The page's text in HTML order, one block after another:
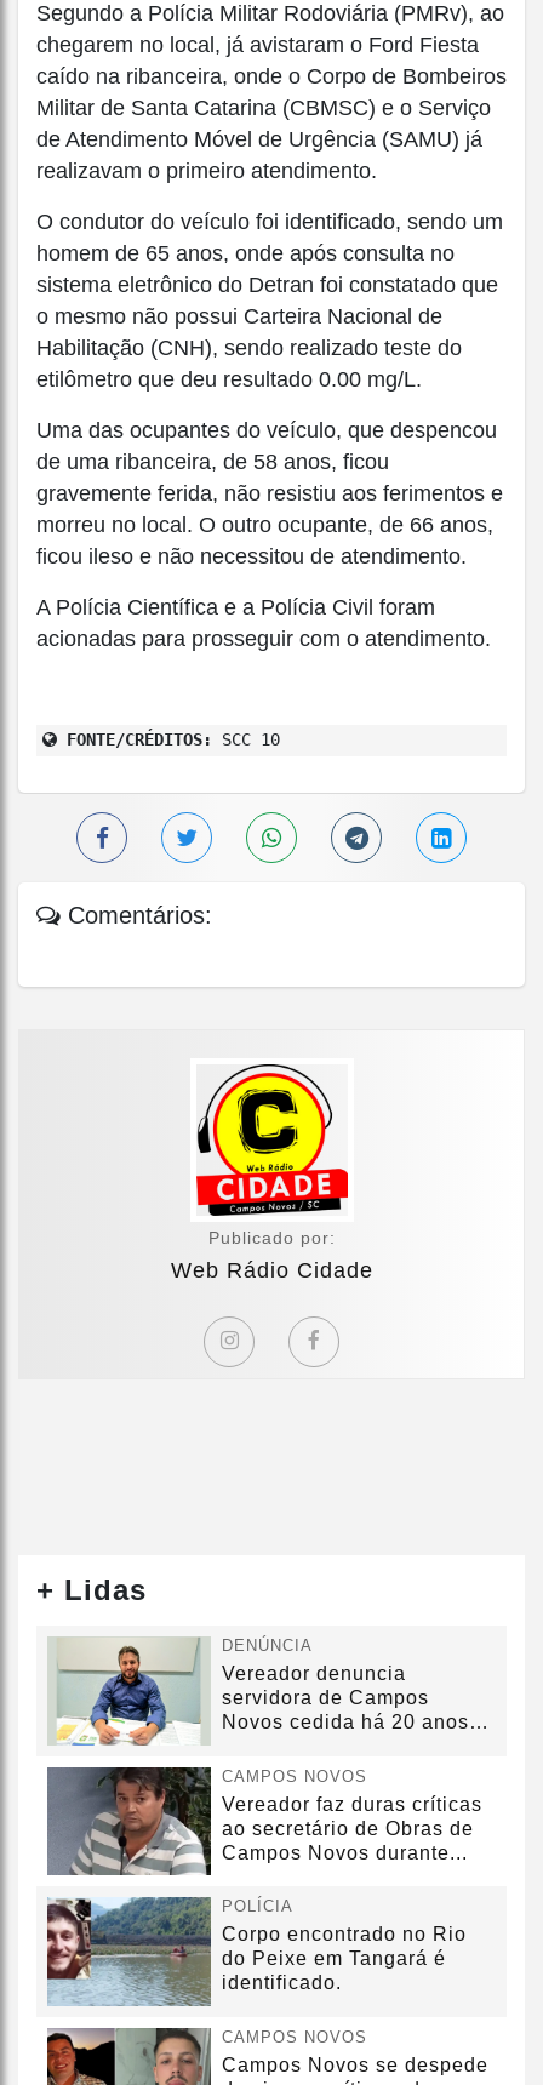
Segundo a Polícia Militar Rodoviária (PMRv), ao
chegarem no local, já avistaram o Ford Fiesta
caído na ribanceira, onde o Corpo de Bombeiros
Militar de Santa Catarina (CBMSC) e o Serviço
de Atendimento Móvel de Urgência (SAMU) já
realizavam o primeiro atendimento.
O condutor do veículo foi identificado, sendo um
homem de 65 anos, onde após consulta no
sistema eletrônico do Detran foi constatado que
o mesmo não possui Carteira Nacional de
Habilitação (CNH), sendo realizado teste do
etilômetro que deu resultado 0.00 mg/L.
Uma das ocupantes do veículo, que despencou
de uma ribanceira, de 58 anos, ficou
gravemente ferida, não resistiu aos ferimentos e
morreu no local. O outro ocupante, de 66 anos,
ficou ileso e não necessitou de atendimento.
A Polícia Científica e a Polícia Civil foram
acionadas para prosseguir com o atendimento.
FONTE/CRÉDITOS: SCC 10
Comentários:
Publicado por:
Web Rádio Cidade
+ Lidas
DENÚNCIA
Vereador denuncia
servidora de Campos
Novos cedida há 20 anos
CAMPOS NOVOS
Vereador faz duras críticas
ao secretário de Obras de
Campos Novos durante...
POLÍCIA
Corpo encontrado no Rio
do Peixe em Tangará é
identificado.
CAMPOS NOVOS
Campos Novos se despede